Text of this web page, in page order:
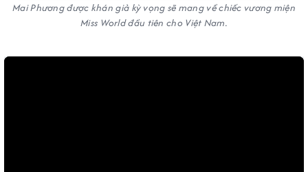
Mai Phương được khán giả kỳ vọng sẽ mang về chiếc vương miện
Miss World đầu tiên cho Việt Nam.